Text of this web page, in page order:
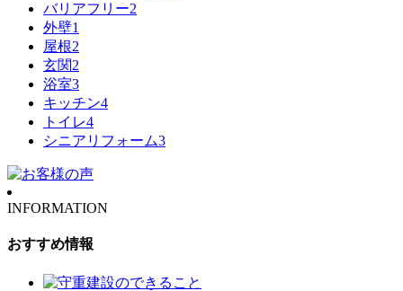
バリアフリー2
外壁1
屋根2
玄関2
浴室3
キッチン4
トイレ4
シニアリフォーム3
INFORMATION
おすすめ情報